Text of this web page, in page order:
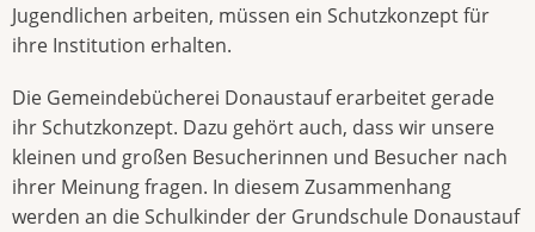
Jugendlichen arbeiten, müssen ein Schutzkonzept für
ihre Institution erhalten.
Die Gemeindebücherei Donaustauf erarbeitet gerade
ihr Schutzkonzept. Dazu gehört auch, dass wir unsere
kleinen und großen Besucherinnen und Besucher nach
ihrer Meinung fragen. In diesem Zusammenhang
werden an die Schulkinder der Grundschule Donaustauf